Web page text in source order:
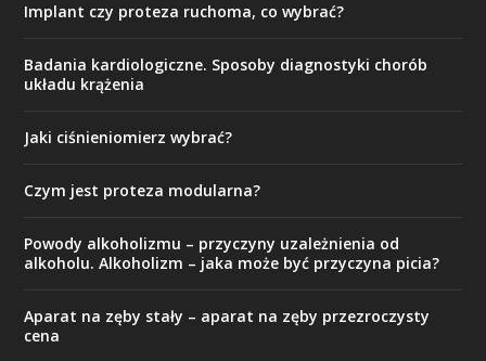
Implant czy proteza ruchoma, co wybrać?
Badania kardiologiczne. Sposoby diagnostyki chorób
układu krążenia
Jaki ciśnieniomierz wybrać?
Czym jest proteza modularna?
Powody alkoholizmu – przyczyny uzależnienia od
alkoholu. Alkoholizm – jaka może być przyczyna picia?
Aparat na zęby stały – aparat na zęby przezroczysty
cena